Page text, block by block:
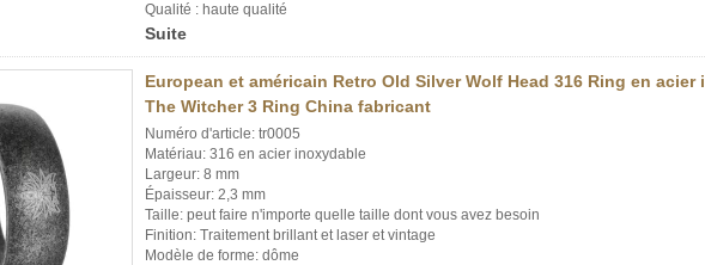
Qualité : haute qualité
Suite
European et américain Retro Old Silver Wolf Head 316 Ring en acier
The Witcher 3 Ring China fabricant
Numéro d'article: tr0005
Matériau: 316 en acier inoxydable
Largeur: 8 mm
Épaisseur: 2,3 mm
Taille: peut faire n'importe quelle taille dont vous avez besoin
Finition: Traitement brillant et laser et vintage
Modèle de forme: dôme